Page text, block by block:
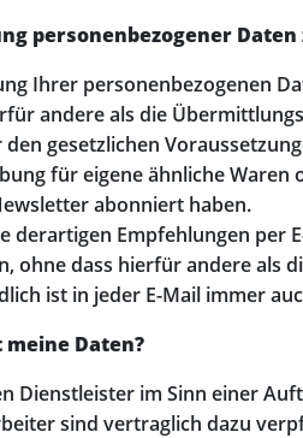
personenbezogener
Ihrer personenbezogenen
andere als die
gesetzlichen
für eigene ähnliche Waren
abonniert haben.
derartigen Empfehlungen per
ohne dass hierfür andere als
ist in jeder E-Mail immer
Daten?
Dienstleister im Sinn einer
sind vertraglich dazu